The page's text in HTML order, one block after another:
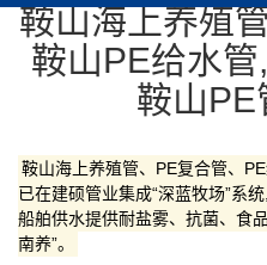
鞍山海上养殖
鞍山PE给水
鞍山PE
鞍山海上养殖管、PE复合管、
已在建硕管业集成“深蓝牧场”系
船舶供水提供耐盐雾、抗菌、食
南养”。